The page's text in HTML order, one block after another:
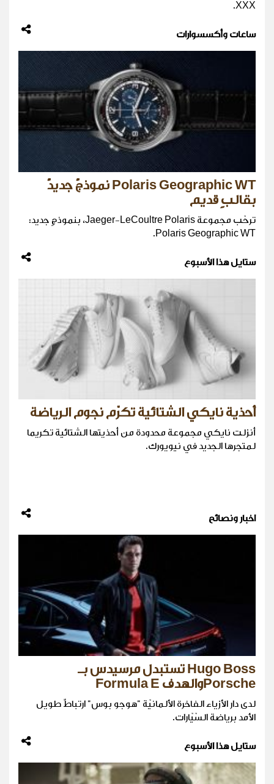
XXX.
ساعات وأكسسوارات
Polaris Geographic WT نموذجٌ جديدٌ
بقالبٍ قديم
ترحّب مجموعة Jaeger-LeCoultre Polaris، بنموذجٍ جديد:
Polaris Geographic WT.
ستايل هذا الأسبوع
أحذية نايكي الشتائية تكرّم نجوم الرياضة
أنزلت نايكي مجموعة محدودة من أحذيتها الشتائية تكريما
لمتجرها الجديد في نيويورك.
اخبار ونصائح
Hugo Boss تستبدل مرسيدس بـ
Porscheوالهدف Formula E
لدى دار الأزياء الفاخرة الألمانيّة "هوجو بوس" ارتباطٌ طويل
الأمد برياضة السّيّارات.
ستايل هذا الأسبوع